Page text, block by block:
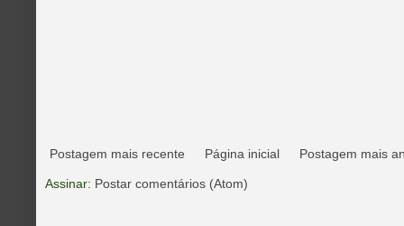
Postagem mais recente Postagem mais
Página inicial
Assinar: Postar comentários (Atom)